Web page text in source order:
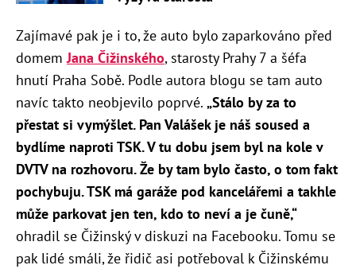
Zajímavé pak je i to, že auto bylo zaparkováno před
domemJana Čižinského, starosty Prahy 7 a šéfa
hnutí Praha Sobě. Podle autora blogu se tam auto
navíc takto neobjevilo poprvé. „Stálo by za to
přestat si vymýšlet. Pan Valášek je náš soused a
bydlíme naproti TSK. V tu dobu jsem byl na kole v
DVTV na rozhovoru. Že by tam bylo často, o tom fakt
pochybuju. TSK má garáže pod kancelářemi a takhle
může parkovat jen ten, kdo to neví a je čuně,“
ohradil se Čižinský v diskuzi na Facebooku. Tomu se
pak lidé smáli, že řidič asi potřeboval k Čižinskému